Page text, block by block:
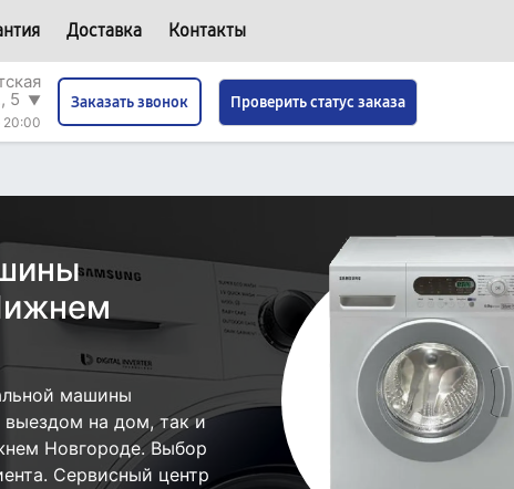
Доставка Контакты
5
▼
20:00
Заказать звонок Проверить статус заказа
машины
выездом на дом, так и
Новгороде. Выбор
Сервисный центр